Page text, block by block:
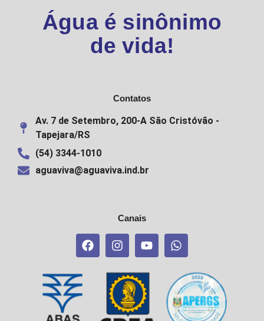
Água é sinônimo
de vida!
Contatos
Av. 7 de Setembro, 200-A São Cristóvão -
Tapejara/RS
(54) 3344-1010
aguaviva@aguaviva.ind.br
Canais